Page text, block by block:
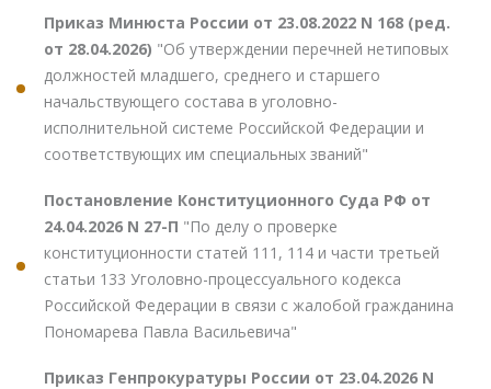
Приказ Минюста России от 23.08.2022 N 168 (ред.
от 28.04.2026) "Об утверждении перечней нетиповых
должностей младшего, среднего и старшего
начальствующего состава в уголовно-
исполнительной системе Российской Федерации и
соответствующих им специальных званий"
Постановление Конституционного Суда РФ от
24.04.2026 N 27-П "По делу о проверке
конституционности статей 111, 114 и части третьей
статьи 133 Уголовно-процессуального кодекса
Российской Федерации в связи с жалобой гражданина
Пономарева Павла Васильевича"
Приказ Генпрокуратуры России от 23.04.2026 N